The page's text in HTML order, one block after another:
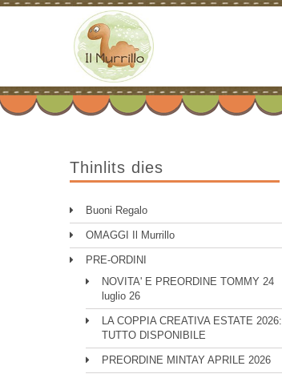
Thinlits dies
Buoni Regalo
OMAGGI Il Murrillo
PRE-ORDINI
NOVITA' E PREORDINE TOMMY 24
luglio 26
LA COPPIA CREATIVA ESTATE 2026:
TUTTO DISPONIBILE
PREORDINE MINTAY APRILE 2026